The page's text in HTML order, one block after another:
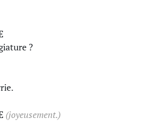
?
(joyeusement.)